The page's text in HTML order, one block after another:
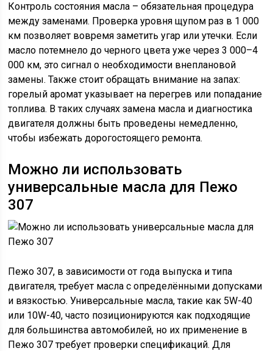
Контроль состояния масла – обязательная процедура
между заменами. Проверка уровня щупом раз в 1 000
км позволяет вовремя заметить угар или утечки. Если
масло потемнело до черного цвета уже через 3 000–4
000 км, это сигнал о необходимости внеплановой
замены. Также стоит обращать внимание на запах:
горелый аромат указывает на перегрев или попадание
топлива. В таких случаях замена масла и диагностика
двигателя должны быть проведены немедленно,
чтобы избежать дорогостоящего ремонта.
Можно ли использовать
универсальные масла для Пежо
307
Пежо 307, в зависимости от года выпуска и типа
двигателя, требует масла с определёнными допусками
и вязкостью. Универсальные масла, такие как 5W-40
или 10W-40, часто позиционируются как подходящие
для большинства автомобилей, но их применение в
Пежо 307 требует проверки спецификаций. Для